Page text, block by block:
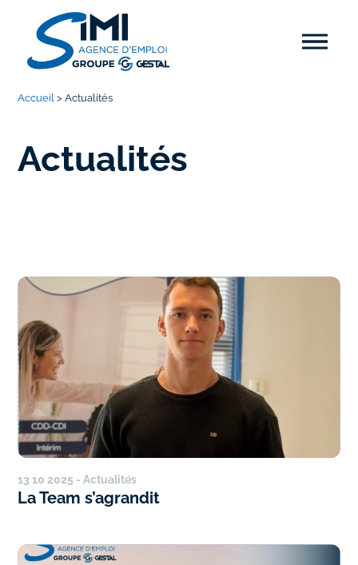
Accueil >Actualités
Actualités
13 10 2025 - Actualités
La Team s’agrandit